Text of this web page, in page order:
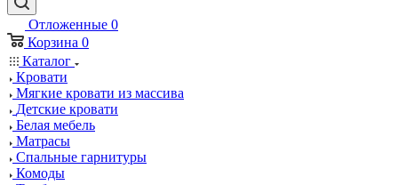
Отложенные 0
Корзина 0
Каталог
Кровати
Мягкие кровати из массива
Детские кровати
Белая мебель
Матрасы
Спальные гарнитуры
Комоды